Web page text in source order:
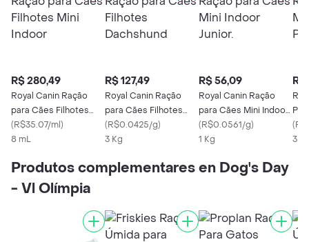
R$ 280,49
Royal Canin Ração
para Cães Filhotes
Mini Indoor
(R$35.07/ml)
8 mL
R$ 127,49
Royal Canin Ração
para Cães Filhotes
Dachshund
(R$0.0425/g)
3 Kg
R$ 56,09
Royal Canin Ração
para Cães Mini Indoor
Junior.
(R$0.0561/g)
1 Kg
R$
(
3
Produtos complementares en Dog's Day
- Vl Olímpia